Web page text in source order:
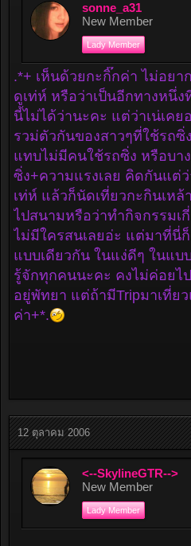
sonne_a31
New Member
Lady Member
.*+ เห็นด้วยกะกิ๊กค่า ไม่อยา
ดูเท่ห์ หรือว่าเป็นอีกทางหนึ่
นี้ไม่ได้ว่านะคะ แต่ว่าเน่เคย
รวม่ตัวกันของสาวๆที่ใช้รถซิ่
แทบไม่มีคนใช้รถซิ่ง หรือบา
ซิ่ง+ความแรงเลย คิดกันแต่
เท่ห์ แล้วก็นัดเที่ยวกะกินเหล้
ไปสนามหรือว่าทำกิจกรรมเ
ไม่มีใครสนเลยอ่ะ แต่มาที่นี่
แบบเดียวกัน ในแง่ดีๆ ในแบ
รู้จักทุกคนนะคะ คงไม่ค่อยไ
อยู่พัทยา แต่ถ้ามีTripมาเที่ย
ค่า+*.
12 ตุลาคม 2006
<--SkylineGTR-->
New Member
Lady Member